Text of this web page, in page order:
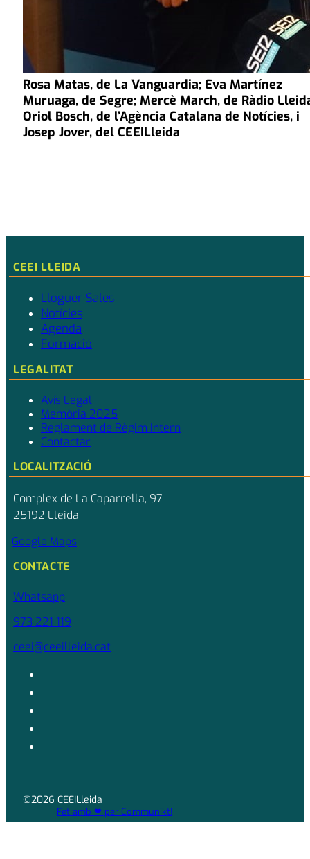
Rosa Matas, de La Vanguardia; Eva Martínez
Muruaga, de Segre; Mercè March, de Ràdio
Oriol Bosch, de l’Agència Catalana de Notícies, i
Josep Jover, del CEEILleida
CEEI LLEIDA
Lloguer Sales
Notícies
Agenda
Formació
LEGALITAT
Avís Legal
Memòria 2025
Reglament de Règim Intern
Contactar
LOCALITZACIÓ
Complex de La Caparrella, 97
25192 Lleida
Google Maps
CONTACTE
Whatsapp
973 221 119
ceei@ceeilleida.cat
©2026 CEEILleida
Fet amb ❤ per Communikt!